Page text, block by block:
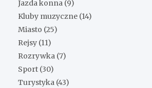
Jazda konna (9)
Kluby muzyczne (14)
Miasto (25)
Rejsy (11)
Rozrywka (7)
Sport (30)
Turystyka (43)